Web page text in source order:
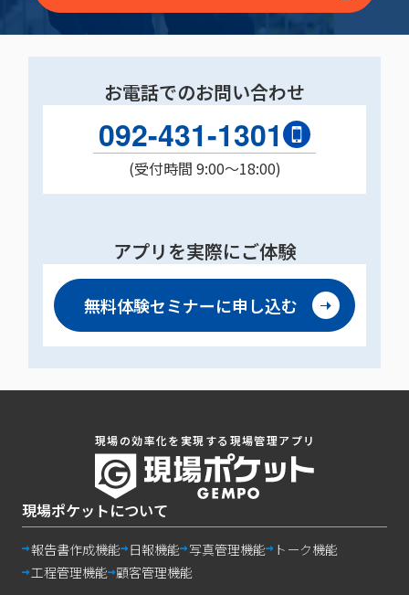
お電話でのお問い合わせ
092-431-1301
(受付時間 9:00〜18:00)
アプリを実際にご体験
無料体験セミナーに申し込む
現場の効率化を実現する現場管理アプリ
現場ポケットについて
報告書作成機能 日報機能 写真管理機能
トーク機能
工程管理機能 顧客管理機能